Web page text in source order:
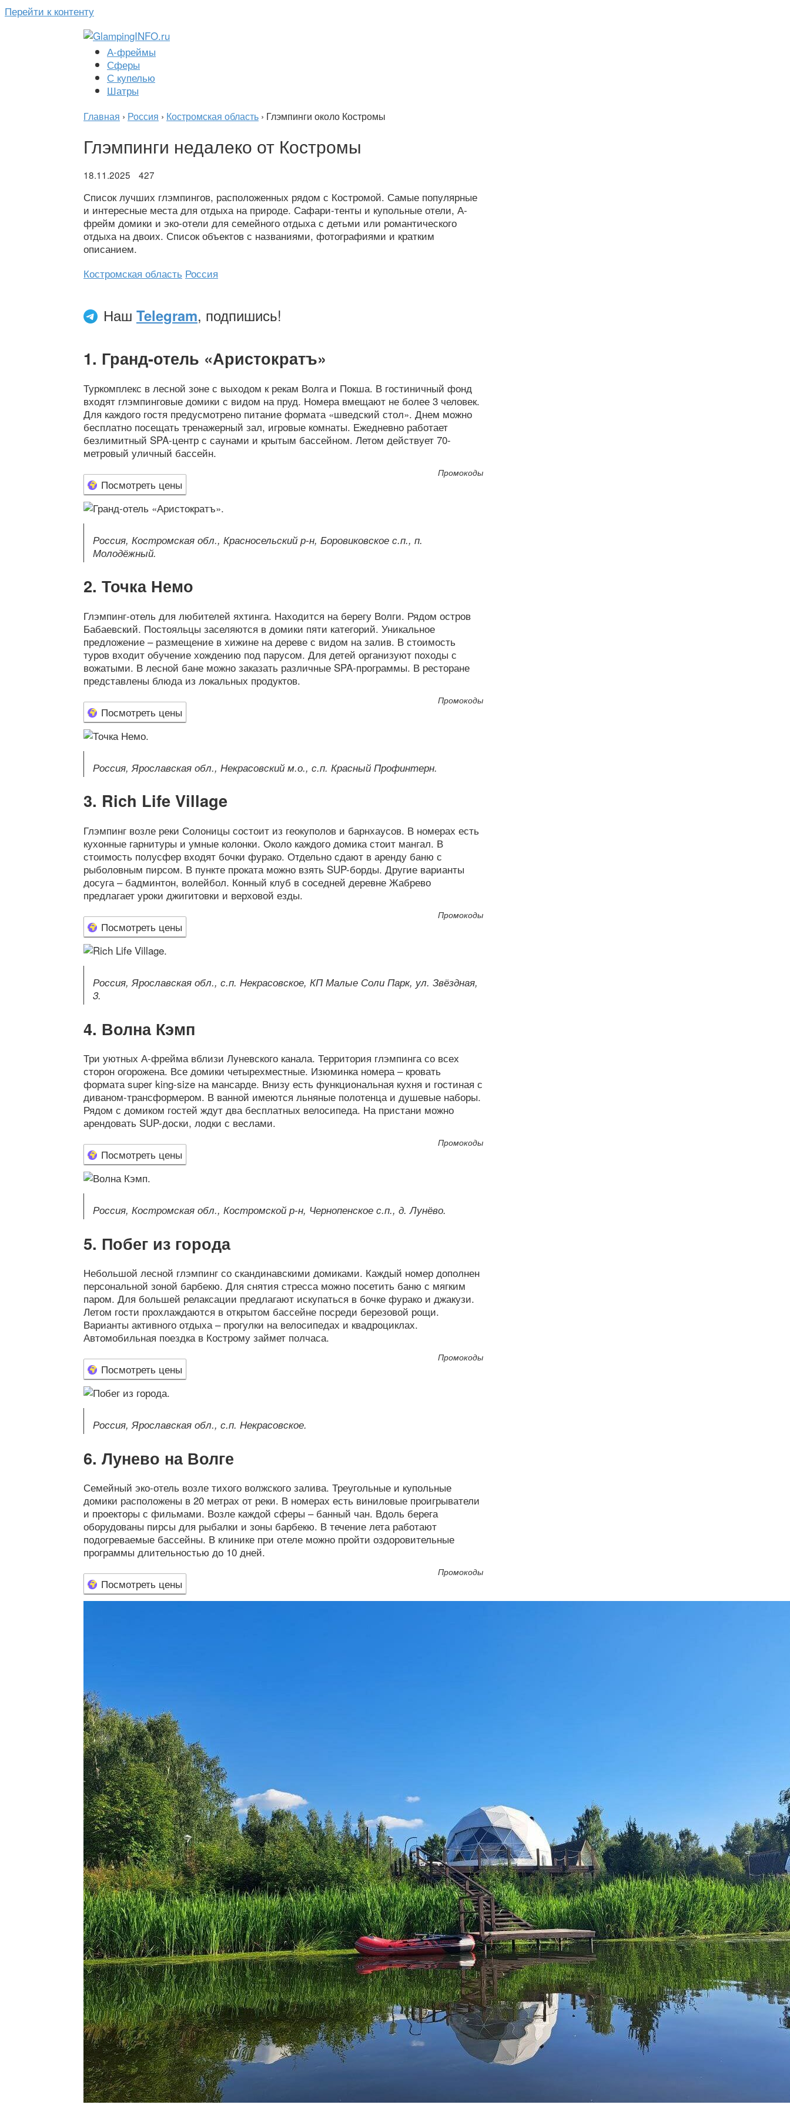
Перейти к контенту
А-фреймы
Сферы
С купелью
Шатры
Главная › Россия › Костромская область › Глэмпинги около Костромы
Глэмпинги недалеко от Костромы
18.11.2025 427
Список лучших глэмпингов, расположенных рядом с Костромой. Самые популярные
и интересные места для отдыха на природе. Сафари-тенты и купольные отели, А-
фрейм домики и эко-отели для семейного отдыха с детьми или романтического
отдыха на двоих. Список объектов с названиями, фотографиями и кратким
описанием.
Костромская область Россия
Наш Telegram, подпишись!
Гранд-отель «Аристократъ»
Туркомплекс в лесной зоне с выходом к рекам Волга и Покша. В гостиничный фонд
входят глэмпинговые домики с видом на пруд. Номера вмещают не более 3 человек.
Для каждого гостя предусмотрено питание формата «шведский стол». Днем можно
бесплатно посещать тренажерный зал, игровые комнаты. Ежедневно работает
безлимитный SPA-центр с саунами и крытым бассейном. Летом действует 70-
метровый уличный бассейн.
Посмотреть цены
Промокоды
Россия, Костромская обл., Красносельский р-н, Боровиковское с.п., п.
Молодёжный.
Точка Немо
Глэмпинг-отель для любителей яхтинга. Находится на берегу Волги. Рядом остров
Бабаевский. Постояльцы заселяются в домики пяти категорий. Уникальное
предложение – размещение в хижине на дереве с видом на залив. В стоимость
туров входит обучение хождению под парусом. Для детей организуют походы с
вожатыми. В лесной бане можно заказать различные SPA-программы. В ресторане
представлены блюда из локальных продуктов.
Посмотреть цены
Промокоды
Россия, Ярославская обл., Некрасовский м.о., с.п. Красный Профинтерн.
Rich Life Village
Глэмпинг возле реки Солоницы состоит из геокуполов и барнхаусов. В номерах есть
кухонные гарнитуры и умные колонки. Около каждого домика стоит мангал. В
стоимость полусфер входят бочки фурако. Отдельно сдают в аренду баню с
рыболовным пирсом. В пункте проката можно взять SUP-борды. Другие варианты
досуга – бадминтон, волейбол. Конный клуб в соседней деревне Жабрево
предлагает уроки джигитовки и верховой езды.
Посмотреть цены
Промокоды
Россия, Ярославская обл., с.п. Некрасовское, КП Малые Соли Парк, ул. Звёздная,
3.
Волна Кэмп
Три уютных А-фрейма вблизи Луневского канала. Территория глэмпинга со всех
сторон огорожена. Все домики четырехместные. Изюминка номера – кровать
формата super king-size на мансарде. Внизу есть функциональная кухня и гостиная с
диваном-трансформером. В ванной имеются льняные полотенца и душевые наборы.
Рядом с домиком гостей ждут два бесплатных велосипеда. На пристани можно
арендовать SUP-доски, лодки с веслами.
Посмотреть цены
Промокоды
Россия, Костромская обл., Костромской р-н, Чернопенское с.п., д. Лунёво.
Побег из города
Небольшой лесной глэмпинг со скандинавскими домиками. Каждый номер дополнен
персональной зоной барбекю. Для снятия стресса можно посетить баню с мягким
паром. Для большей релаксации предлагают искупаться в бочке фурако и джакузи.
Летом гости прохлаждаются в открытом бассейне посреди березовой рощи.
Варианты активного отдыха – прогулки на велосипедах и квадроциклах.
Автомобильная поездка в Кострому займет полчаса.
Посмотреть цены
Промокоды
Россия, Ярославская обл., с.п. Некрасовское.
Лунево на Волге
Семейный эко-отель возле тихого волжского залива. Треугольные и купольные
домики расположены в 20 метрах от реки. В номерах есть виниловые проигрыватели
и проекторы с фильмами. Возле каждой сферы – банный чан. Вдоль берега
оборудованы пирсы для рыбалки и зоны барбекю. В течение лета работают
подогреваемые бассейны. В клинике при отеле можно пройти оздоровительные
программы длительностью до 10 дней.
Посмотреть цены
Промокоды